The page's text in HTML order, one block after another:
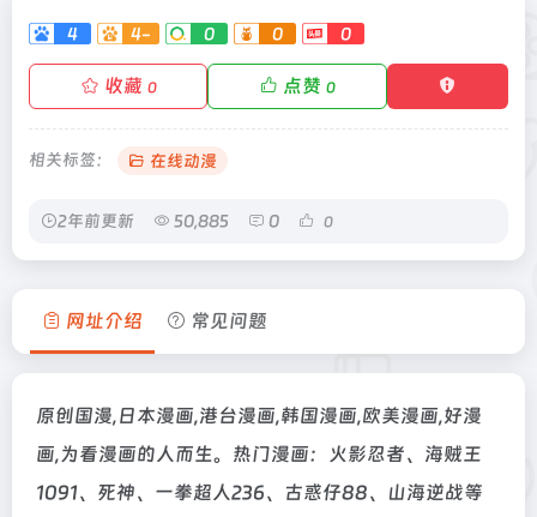
4 4- 0 0 0
收藏 0 点赞 0
相关标签： 在线动漫
2年前更新 50,885 0 0
网址介绍 常见问题
原创国漫,日本漫画,港台漫画,韩国漫画,欧美漫画,好漫
画,为看漫画的人而生。热门漫画：火影忍者、海贼王
1091、死神、一拳超人236、古惑仔88、山海逆战等